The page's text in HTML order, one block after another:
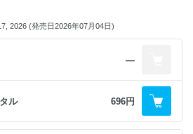
2026 (発売日2026年07月04日)
―
ル 696円